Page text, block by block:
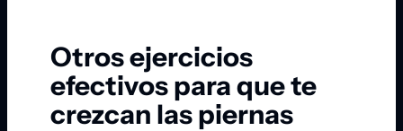
Otros ejercicios
efectivos para que te
crezcan las piernas